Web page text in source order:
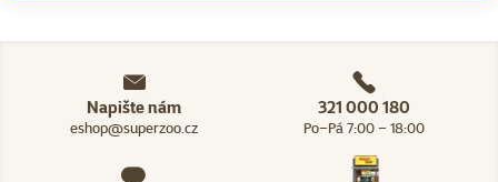
Napište nám
eshop@superzoo.cz
321 000 180
Po–Pá 7:00 – 18:00